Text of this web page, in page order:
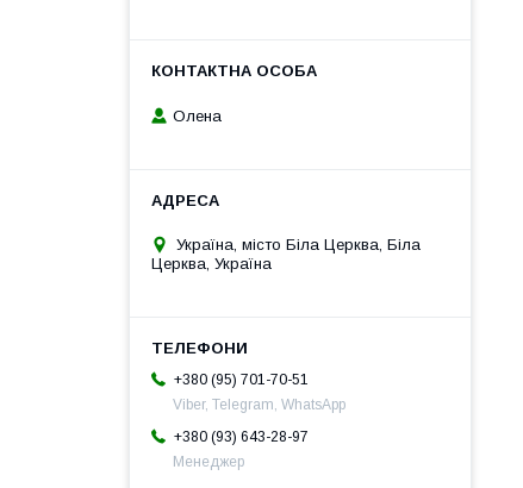
Олена
Україна, місто Біла Церква, Біла
Церква, Україна
+380 (95) 701-70-51
Viber, Telegram, WhatsApp
+380 (93) 643-28-97
Менеджер